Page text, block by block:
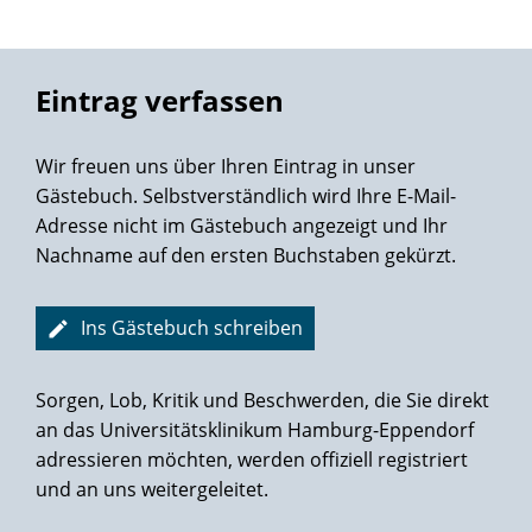
Eintrag verfassen
Wir freuen uns über Ihren Eintrag in unser
Gästebuch. Selbstverständlich wird Ihre E-Mail-
Adresse nicht im Gästebuch angezeigt und Ihr
Nachname auf den ersten Buchstaben gekürzt.
Ins Gästebuch schreiben
Sorgen, Lob, Kritik und Beschwerden, die Sie direkt
an das Universitätsklinikum Hamburg-Eppendorf
adressieren möchten, werden offiziell registriert
und an uns weitergeleitet.